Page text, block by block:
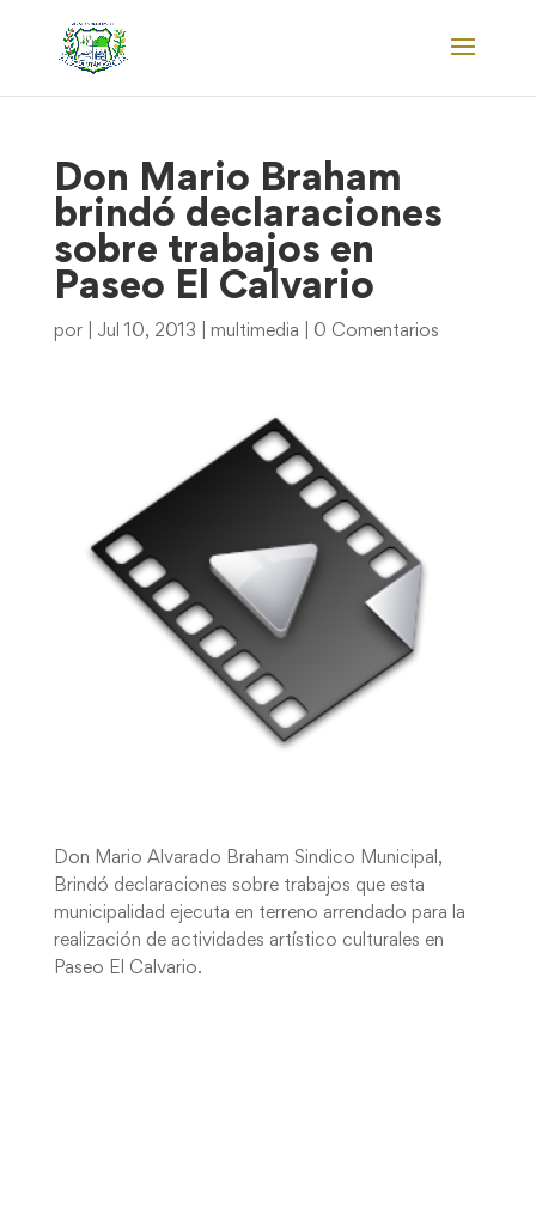
Don Mario Braham
brindó declaraciones
sobre trabajos en
Paseo El Calvario
por Jul 10, 2013 multimedia 0 Comentarios
Don Mario Alvarado Braham Sindico Municipal,
Brindó declaraciones sobre trabajos que esta
municipalidad ejecuta en terreno arrendado para la
realización de actividades artístico culturales en
Paseo El Calvario.